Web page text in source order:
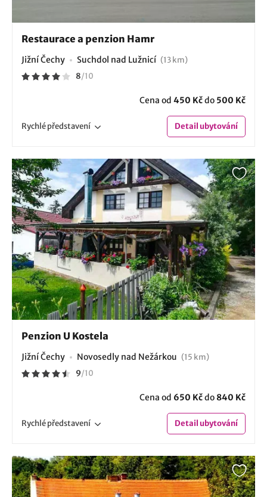
Restaurace a penzion Hamr
Jižní Čechy Suchdol nad Lužnicí (13 km)
8/10
Cena od 450 Kčdo 500 Kč
Rychlépředstavení Detailubytování
Penzion U Kostela
Jižní Čechy Novosedly nad Nežárkou (15 km)
9/10
Cena od 650 Kčdo 840 Kč
Rychlépředstavení Detailubytování